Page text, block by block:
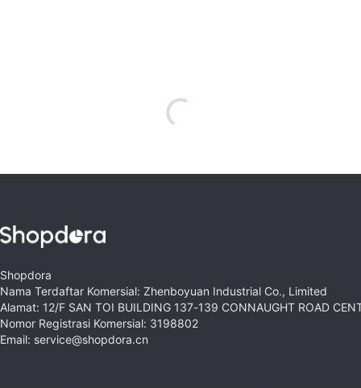
Shopdora
Nama Terdaftar Komersial: Zhenboyuan Industrial Co., Limited
Alamat: 12/F SAN TOI BUILDING 137-139 CONNAUGHT ROAD
Nomor Registrasi Komersial: 3198802
Email: service@shopdora.cn